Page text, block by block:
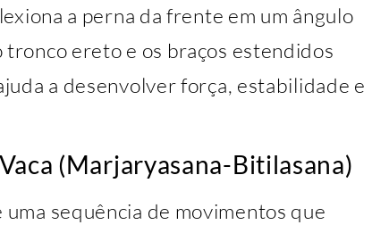
a perna da frente em um ângulo
tronco ereto e os braços estendidos
a desenvolver força, estabilidade e
(Marjaryasana-Bitilasana)
sequência de movimentos que